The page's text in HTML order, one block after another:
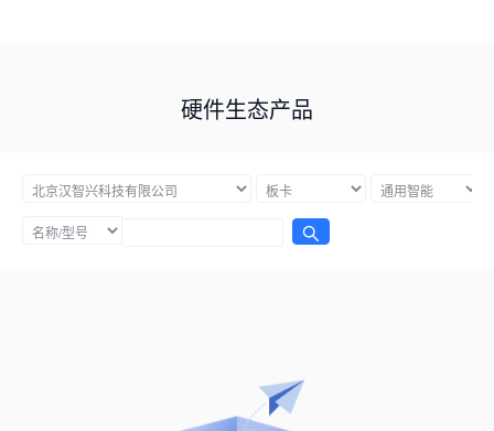
硬件生态产品